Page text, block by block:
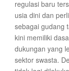
regulasi baru
usia dini dan
sebagai gudang
kini memiliki
dukungan yang
sektor swasta.